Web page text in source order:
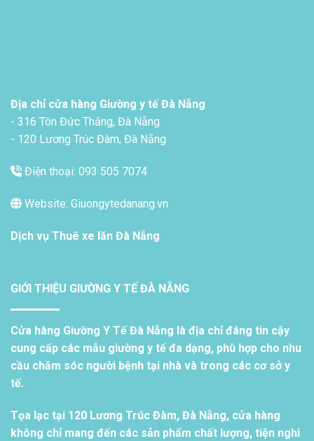
Địa chỉ cửa hàng Giường y tế Đà Nẵng
- 316 Tôn Đức Thắng, Đà Nẵng
- 120 Lương Trúc Đàm, Đà Nẵng
Điện thoại: 093 505 7074
Website: Giuongytedanang.vn
Dịch vụ Thuê xe lăn Đà Nẵng
GIỚI THIỆU GIƯỜNG Y TẾ ĐÀ NẴNG
Cửa hàng Giường Y Tế Đà Nẵng là địa chỉ đáng tin cậy
cung cấp các mẫu giường y tế đa dạng, phù hợp cho nhu
cầu chăm sóc người bệnh tại nhà và trong các cơ sở y
tế.
Tọa lạc tại 120 Lương Trúc Đàm, Đà Nẵng, cửa hàng
không chỉ mang đến các sản phẩm chất lượng, tiện nghi